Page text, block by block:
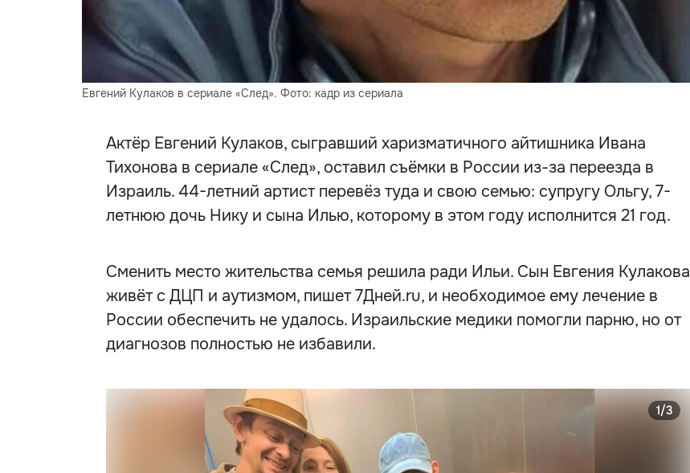
Евгений Кулаков в сериале «След». Фото: кадр из сериала
Актёр Евгений Кулаков, сыгравший харизматичного айтишника Ивана
Тихонова в сериале «След», оставил съёмки в России из-за переезда в
Израиль. 44-летний артист перевёз туда и свою семью: супругу Ольгу, 7-
летнюю дочь Нику и сына Илью, которому в этом году исполнится 21 год.
Сменить место жительства семья решила ради Ильи. Сын Евгения Кулакова
живёт с ДЦП и аутизмом, пишет 7Дней.ru, и необходимое ему лечение в
России обеспечить не удалось. Израильские медики помогли парню, но от
диагнозов полностью не избавили.
1/3